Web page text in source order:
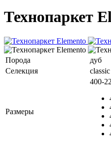
Технопаркет
Порода
дуб
Селекция
classic
Размеры
400-